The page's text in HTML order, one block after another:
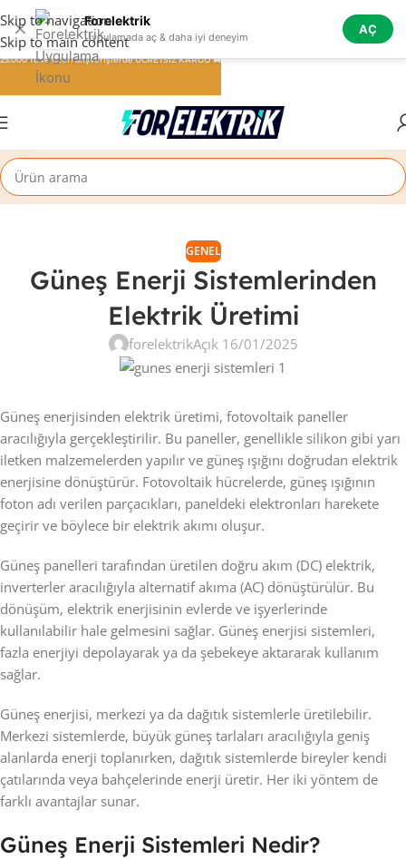
✕ Forelektrik
Uygulamada aç & daha iyi deneyim
AÇ
Skip to navigation
Skip to main content
GENEL
Güneş Enerji Sistemlerinden
Elektrik Üretimi
forelektrikAçık 16/01/2025
Güneş enerjisinden elektrik üretimi, fotovoltaik paneller
aracılığıyla gerçekleştirilir. Bu paneller, genellikle silikon gibi yarı
iletken malzemelerden yapılır ve güneş ışığını doğrudan elektrik
enerjisine dönüştürür. Fotovoltaik hücrelerde, güneş ışığının
foton adı verilen parçacıkları, paneldeki elektronları harekete
geçirir ve böylece bir elektrik akımı oluşur.
Güneş panelleri tarafından üretilen doğru akım (DC) elektrik,
inverterler aracılığıyla alternatif akıma (AC) dönüştürülür. Bu
dönüşüm, elektrik enerjisinin evlerde ve işyerlerinde
kullanılabilir hale gelmesini sağlar. Güneş enerjisi sistemleri,
fazla enerjiyi depolayarak ya da şebekeye aktararak kullanım
sağlar.
Güneş enerjisi, merkezi ya da dağıtık sistemlerle üretilebilir.
Merkezi sistemlerde, büyük güneş tarlaları aracılığıyla geniş
alanlarda enerji toplanırken, dağıtık sistemlerde bireyler kendi
çatılarında veya bahçelerinde enerji üretir. Her iki yöntem de
farklı avantajlar sunar.
Güneş Enerji Sistemleri Nedir?
25.000 TL ve üzeri alışverişlerde ÜCRETSİZ KARGO 🚚